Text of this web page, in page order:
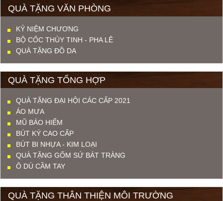
QUÀ TẶNG VĂN PHÒNG
KỶ NIỆM CHƯƠNG
BỘ CỐC THỦY TINH - PHA LÊ
QUÀ TẶNG ĐỒ DA
QUÀ TẶNG TỔNG HỢP
QUÀ TẶNG ĐẠI HỘI CÁC CẤP 2021
ÁO MƯA
MŨ BẢO HIỂM
BÚT KÝ CAO CẤP
BÚT BI NHỰA - KIM LOẠI
QUÀ TẶNG GỐM SỨ BÁT TRÀNG
Ô DÙ CẦM TAY
QUÀ TẶNG THÂN THIỆN MÔI TRƯỜNG